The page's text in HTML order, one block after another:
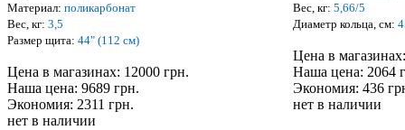
Материал: поликарбонат
Вес, кг: 3,5
Размер щита: 44" (112 см)
Цена в магазинах: 12000 грн.
Наша цена: 9689 грн.
Экономия: 2311 грн.
нет в наличии
Вес, кг: 5,66/5
Диаметр кольца, см:
Цена в
Наша цена: 2064
Экономия: 436
нет в наличии